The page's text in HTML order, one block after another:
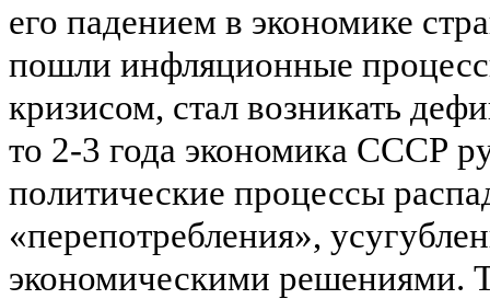
его падением в экономике
пошли инфляционные
кризисом, стал возникать
то 2-3 года экономика СССР
политические процессы
«перепотребления»,
экономическими решениями.